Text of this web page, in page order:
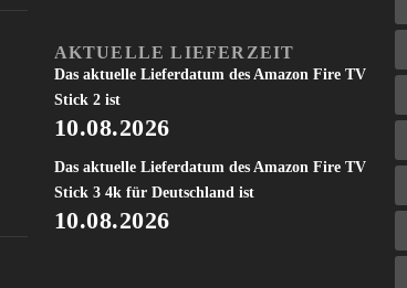
AKTUELLE LIEFERZEIT
Das aktuelle Lieferdatum des Amazon Fire TV
Stick 2 ist
10.08.2026
Das aktuelle Lieferdatum des Amazon Fire TV
Stick 3 4k für Deutschland ist
10.08.2026